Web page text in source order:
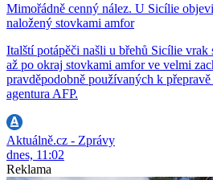
Mimořádně cenný nález. U Sicílie
naložený stovkami amfor
Italští potápěči našli u břehů Sicílie vrak
až po okraj stovkami amfor ve velmi
pravděpodobně používaných k
agentura AFP.
Aktuálně.cz - Zprávy
dnes, 11:02
Reklama